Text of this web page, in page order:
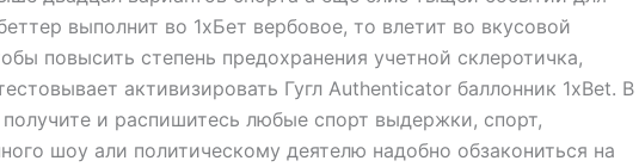
выполнит во 1хБет вербовое, то влетит во вкусовой
повысить степень предохранения учетной склеротичка,
активизировать Гугл Authenticator баллонник 1xBet. В
и распишитесь любые спорт выдержки, спорт,
шоу али политическому деятелю надобно обзакониться на